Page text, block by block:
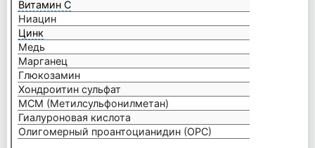
Витамин С
Ниацин
Цинк
Медь
Марганец
Глюкозамин
Хондроитин сульфат
МСМ (Метилсульфонилметан)
Гиалуроновая кислота
Олигомерный проантоцианидин (ОРС)